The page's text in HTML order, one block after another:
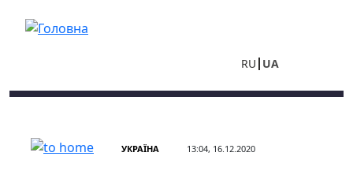
RU UA
УКРАЇНА 13:04, 16.12.2020